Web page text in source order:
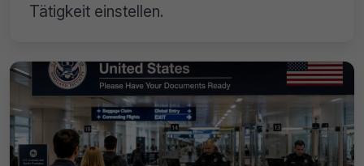
Tätigkeit einstellen.